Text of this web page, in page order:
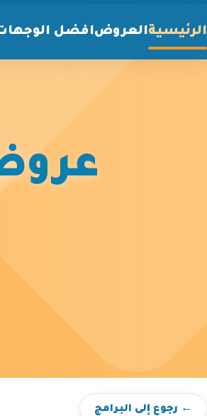
الرئيسيةالعروضافضل
← رجوع إلى البرامج